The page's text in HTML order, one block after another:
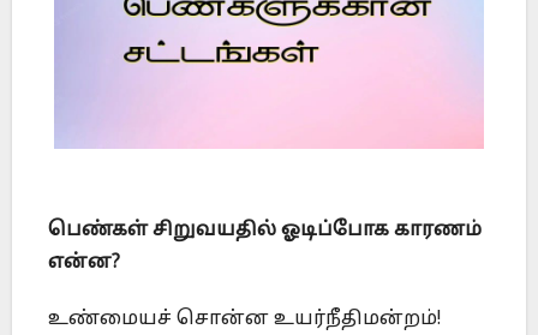
பெண்கள் சிறுவயதில் ஓடிப்போக காரணம்
என்ன?
உண்மையச் சொன்ன உயர்நீதிமன்றம்!